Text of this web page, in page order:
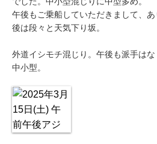
午後もご乗船していただきまして、
後は段々と天気下り坂。
外道イシモチ混じり。午後も派手はな
中小型。